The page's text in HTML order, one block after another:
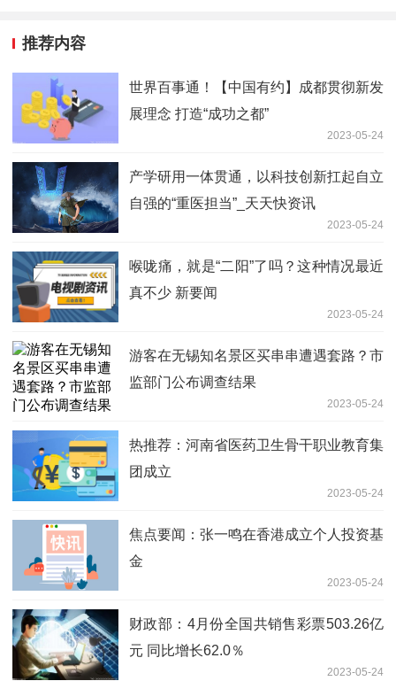
推荐内容
世界百事通！【中国有约】成都贯彻新发
展理念 打造“成功之都”
2023-05-24
产学研用一体贯通，以科技创新扛起自立
自强的“重医担当”_天天快资讯
2023-05-24
喉咙痛，就是“二阳”了吗？这种情况最近
真不少 新要闻
2023-05-24
游客在无锡知名景区买串串遭遇套路？市
监部门公布调查结果
2023-05-24
热推荐：河南省医药卫生骨干职业教育集
团成立
2023-05-24
焦点要闻：张一鸣在香港成立个人投资基
金
2023-05-24
财政部：4月份全国共销售彩票503.26亿
元 同比增长62.0％
2023-05-24